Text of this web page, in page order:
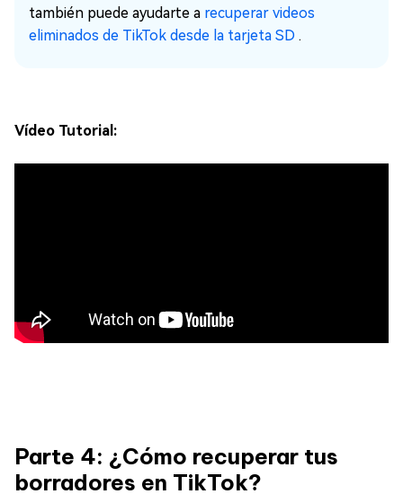
también puede ayudarte a recuperar videos
eliminados de TikTok desde la tarjeta SD .
Vídeo Tutorial:
Parte 4: ¿Cómo recuperar tus
borradores en TikTok?